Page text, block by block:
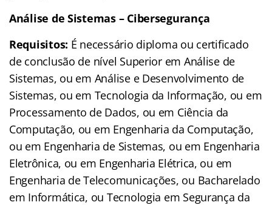
Análise de Sistemas – Cibersegurança
Requisitos: É necessário diploma ou certificado
de conclusão de nível Superior em Análise de
Sistemas, ou em Análise e Desenvolvimento de
Sistemas, ou em Tecnologia da Informação, ou em
Processamento de Dados, ou em Ciência da
Computação, ou em Engenharia da Computação,
ou em Engenharia de Sistemas, ou em Engenharia
Eletrônica, ou em Engenharia Elétrica, ou em
Engenharia de Telecomunicações, ou Bacharelado
em Informática, ou Tecnologia em Segurança da